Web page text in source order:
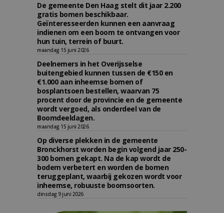
De gemeente Den Haag stelt dit jaar 2.200
gratis bomen beschikbaar.
Geïnteresseerden kunnen een aanvraag
indienen om een boom te ontvangen voor
hun tuin, terrein of buurt.
maandag 15 juni 2026
Deelnemers in het Overijsselse
buitengebied kunnen tussen de €150 en
€1.000 aan inheemse bomen of
bosplantsoen bestellen, waarvan 75
procent door de provincie en de gemeente
wordt vergoed, als onderdeel van de
Boomdeeldagen.
maandag 15 juni 2026
Op diverse plekken in de gemeente
Bronckhorst worden begin volgend jaar 250-
300 bomen gekapt. Na de kap wordt de
bodem verbetert en worden de bomen
teruggeplant, waarbij gekozen wordt voor
inheemse, robuuste boomsoorten.
dinsdag 9 juni 2026